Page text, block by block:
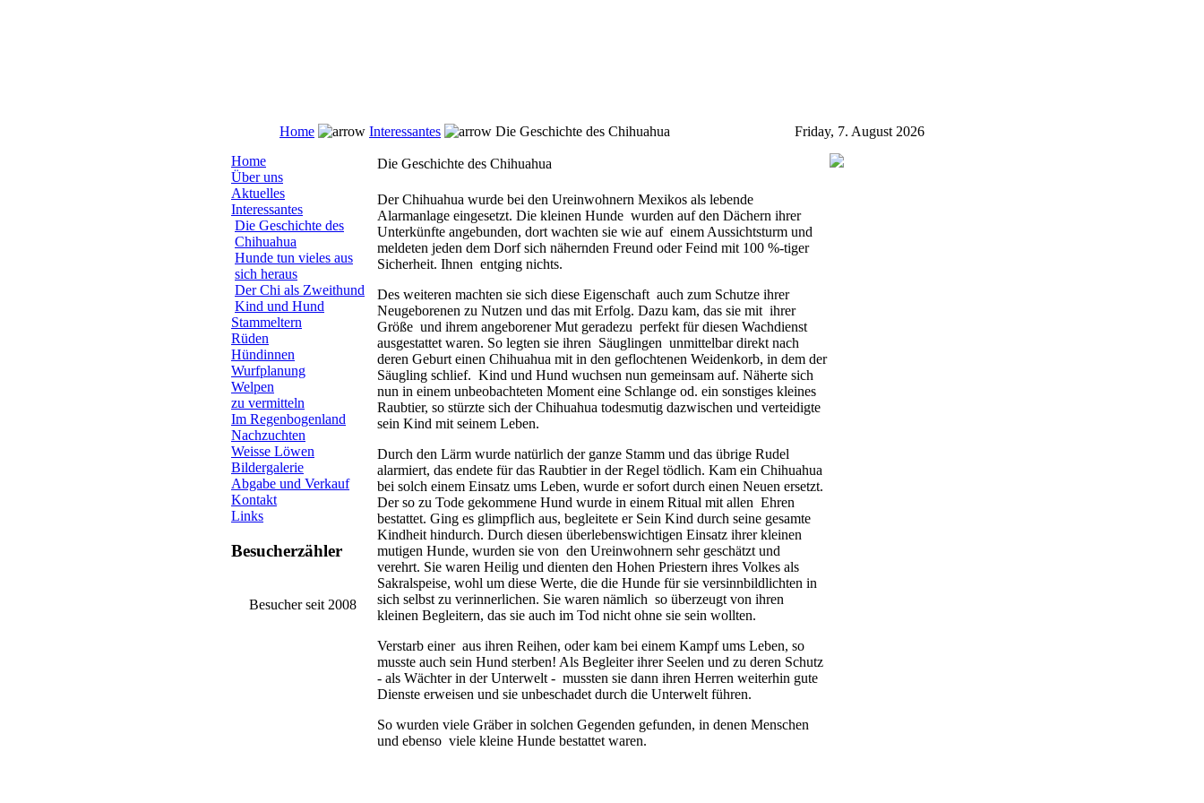
Home Interessantes Die Geschichte des Chihuahua
Friday, 7. August 2026
Home
Über uns
Aktuelles
Interessantes
Die Geschichte des
Chihuahua
Hunde tun vieles aus
sich heraus
Der Chi als Zweithund
Kind und Hund
Stammeltern
Rüden
Hündinnen
Wurfplanung
Welpen
zu vermitteln
Im Regenbogenland
Nachzuchten
Weisse Löwen
Bildergalerie
Abgabe und Verkauf
Kontakt
Links
Besucherzähler
Besucher seit 2008
Die Geschichte des Chihuahua
Der Chihuahua wurde bei den Ureinwohnern Mexikos als lebende
Alarmanlage eingesetzt. Die kleinen Hunde wurden auf den Dächern ihrer
Unterkünfte angebunden, dort wachten sie wie auf einem Aussichtsturm und
meldeten jeden dem Dorf sich nähernden Freund oder Feind mit 100 %-tiger
Sicherheit. Ihnen entging nichts.
Des weiteren machten sie sich diese Eigenschaft auch zum Schutze ihrer
Neugeborenen zu Nutzen und das mit Erfolg. Dazu kam, das sie mit ihrer
Größe und ihrem angeborener Mut geradezu perfekt für diesen Wachdienst
ausgestattet waren. So legten sie ihren Säuglingen unmittelbar direkt nach
deren Geburt einen Chihuahua mit in den geflochtenen Weidenkorb, in dem der
Säugling schlief. Kind und Hund wuchsen nun gemeinsam auf. Näherte sich
nun in einem unbeobachteten Moment eine Schlange od. ein sonstiges kleines
Raubtier, so stürzte sich der Chihuahua todesmutig dazwischen und verteidigte
sein Kind mit seinem Leben.
Durch den Lärm wurde natürlich der ganze Stamm und das übrige Rudel
alarmiert, das endete für das Raubtier in der Regel tödlich. Kam ein Chihuahua
bei solch einem Einsatz ums Leben, wurde er sofort durch einen Neuen ersetzt.
Der so zu Tode gekommene Hund wurde in einem Ritual mit allen Ehren
bestattet. Ging es glimpflich aus, begleitete er Sein Kind durch seine gesamte
Kindheit hindurch. Durch diesen überlebenswichtigen Einsatz ihrer kleinen
mutigen Hunde, wurden sie von den Ureinwohnern sehr geschätzt und
verehrt. Sie waren Heilig und dienten den Hohen Priestern ihres Volkes als
Sakralspeise, wohl um diese Werte, die die Hunde für sie versinnbildlichten in
sich selbst zu verinnerlichen. Sie waren nämlich so überzeugt von ihren
kleinen Begleitern, das sie auch im Tod nicht ohne sie sein wollten.
Verstarb einer aus ihren Reihen, oder kam bei einem Kampf ums Leben, so
musste auch sein Hund sterben! Als Begleiter ihrer Seelen und zu deren Schutz
- als Wächter in der Unterwelt - mussten sie dann ihren Herren weiterhin gute
Dienste erweisen und sie unbeschadet durch die Unterwelt führen.
So wurden viele Gräber in solchen Gegenden gefunden, in denen Menschen
und ebenso viele kleine Hunde bestattet waren.